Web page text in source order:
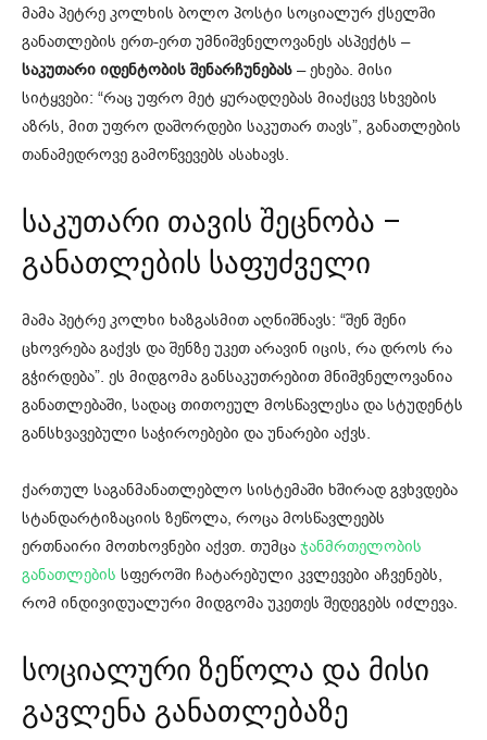
მამა პეტრე კოლხის ბოლო პოსტი სოციალურ ქსელში
განათლების ერთ-ერთ უმნიშვნელოვანეს ასპექტს –
საკუთარი იდენტობის შენარჩუნებას – ეხება. მისი
სიტყვები: “რაც უფრო მეტ ყურადღებას მიაქცევ სხვების
აზრს, მით უფრო დაშორდები საკუთარ თავს”, განათლების
თანამედროვე გამოწვევებს ასახავს.
საკუთარი თავის შეცნობა –
განათლების საფუძველი
მამა პეტრე კოლხი ხაზგასმით აღნიშნავს: “შენ შენი
ცხოვრება გაქვს და შენზე უკეთ არავინ იცის, რა დროს რა
გჭირდება”. ეს მიდგომა განსაკუთრებით მნიშვნელოვანია
განათლებაში, სადაც თითოეულ მოსწავლესა და სტუდენტს
განსხვავებული საჭიროებები და უნარები აქვს.
ქართულ საგანმანათლებლო სისტემაში ხშირად გვხვდება
სტანდარტიზაციის ზეწოლა, როცა მოსწავლეებს
ერთნაირი მოთხოვნები აქვთ. თუმცა ჯანმრთელობის
განათლების სფეროში ჩატარებული კვლევები აჩვენებს,
რომ ინდივიდუალური მიდგომა უკეთეს შედეგებს იძლევა.
სოციალური ზეწოლა და მისი
გავლენა განათლებაზე